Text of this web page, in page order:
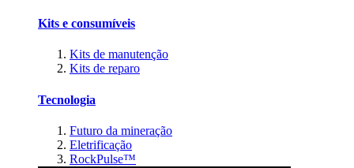
Kits e consumíveis
Kits de manutenção
Kits de reparo
Tecnologia
Futuro da mineração
Eletrificação
RockPulse™